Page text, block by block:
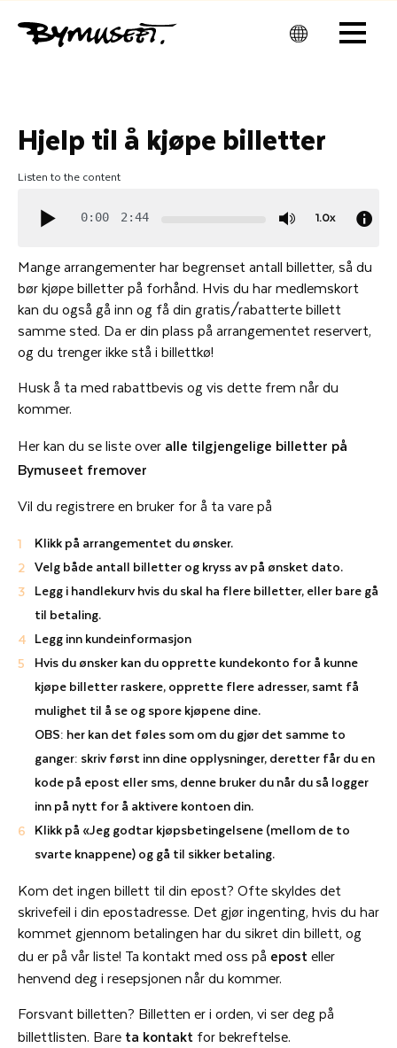
Men
Hjelp til å kjøpe billetter
Listen to the content
0:00 2:44 1.0x
Mange arrangementer har begrenset antall billetter, så du
bør kjøpe billetter på forhånd. Hvis du har medlemskort
kan du også gå inn og få din gratis/rabatterte billett
samme sted. Da er din plass på arrangementet reservert,
og du trenger ikke stå i billettkø!
Husk å ta med rabattbevis og vis dette frem når du
kommer.
Her kan du se liste over alle tilgjengelige billetter på
Bymuseet fremover
Vil du registrere en bruker for å ta vare på
Klikk på arrangementet du ønsker.
Velg både antall billetter og kryss av på ønsket dato.
Legg i handlekurv hvis du skal ha flere billetter, eller bare gå
til betaling.
Legg inn kundeinformasjon
Hvis du ønsker kan du opprette kundekonto for å kunne
kjøpe billetter raskere, opprette flere adresser, samt få
mulighet til å se og spore kjøpene dine.
OBS: her kan det føles som om du gjør det samme to
ganger: skriv først inn dine opplysninger, deretter får du en
kode på epost eller sms, denne bruker du når du så logger
inn på nytt for å aktivere kontoen din.
Klikk på «Jeg godtar kjøpsbetingelsene (mellom de to
svarte knappene) og gå til sikker betaling.
Kom det ingen billett til din epost? Ofte skyldes det
skrivefeil i din epostadresse. Det gjør ingenting, hvis du har
kommet gjennom betalingen har du sikret din billett, og
du er på vår liste! Ta kontakt med oss på eposteller
henvend deg i resepsjonen når du kommer.
Forsvant billetten? Billetten er i orden, vi ser deg på
billettlisten. Bare ta kontakt for bekreftelse.